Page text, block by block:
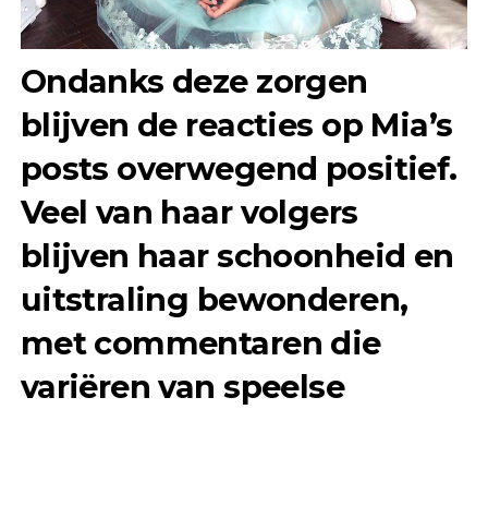
Ondanks deze zorgen
blijven de reacties op Mia’s
posts overwegend positief.
Veel van haar volgers
blijven haar schoonheid en
uitstraling bewonderen,
met commentaren die
variëren van speelse